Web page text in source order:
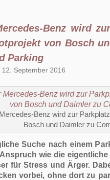
Benz wird
von Bosch
Parking
12. September 2016
Mercedes-Benz wird zur
Bosch und Daimler zu
Suche nach einem
wie die
für Stress und Ärger.
vorbei, ohne dort zu